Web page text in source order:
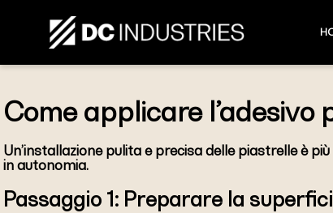
Come applicare l’adesivo
Un’installazione pulita e precisa delle piastrelle è
in autonomia.
Passaggio 1: Preparare la